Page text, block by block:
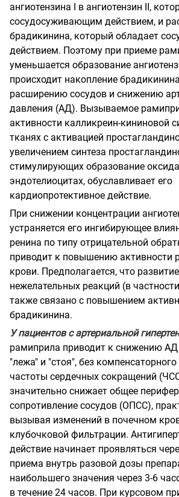
ангиотензина I в ангиотензин II,
сосудосуживающим действием, и
брадикинина, который обладает
действием. Поэтому при приеме
уменьшается образование
происходит накопление
расширению сосудов и снижению
давления (АД). Вызываемое
активности калликреин-кининовой
тканях с активацией
увеличением синтеза
стимулирующих образование
эндотелиоцитах, обуславливает его
кардиопротективное действие.
При снижении концентрации
устраняется его ингибирующее
ренина по типу отрицательной
приводит к повышению активности
крови. Предполагается, что
нежелательных реакций (в
также связано с повышением
брадикинина.
У пациентов с артериальной
рамиприла приводит к снижению
"лежа" и "стоя", без
частоты сердечных сокращений
значительно снижает общее
сопротивление сосудов (ОПСС),
вызывая изменений в почечном
клубочковой фильтрации.
действие начинает проявляться
приема внутрь разовой дозы
наибольшего значения через 3-6
в течение 24 часов. При курсовом